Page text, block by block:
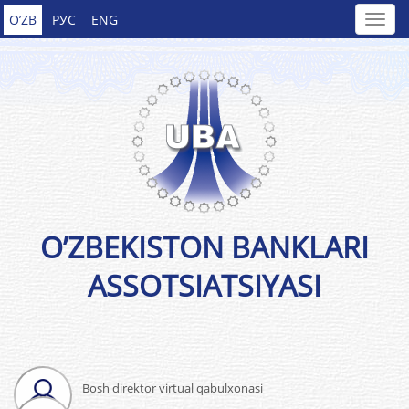
O’ZB РУС ENG
Bosh direktor virtual qabulxonasi
O’ZBEKISTON BANKLARI
ASSOTSIATSIYASI